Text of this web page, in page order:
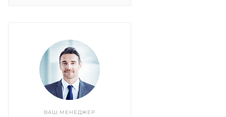
ВАШ МЕНЕДЖЕР